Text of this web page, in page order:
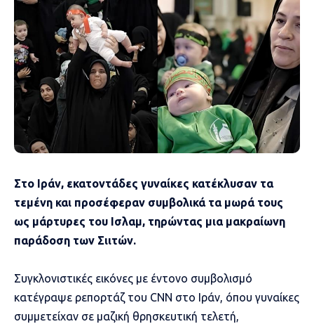
Στο Ιράν, εκατοντάδες γυναίκες κατέκλυσαν τα
τεμένη και προσέφεραν συμβολικά τα μωρά τους
ως μάρτυρες του Ισλαμ, τηρώντας μια μακραίωνη
παράδοση των Σιιτών.
Συγκλονιστικές εικόνες με έντονο συμβολισμό
κατέγραψε ρεπορτάζ του CNN στο Ιράν, όπου γυναίκες
συμμετείχαν σε μαζική θρησκευτική τελετή,